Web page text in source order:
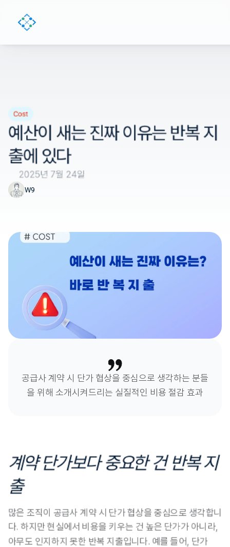
Cost
예산이 새는 진짜 이유는 반복 지
출에 있다
2025년 7월 24일
W9
공급사 계약 시 단가 협상을 중심으로 생각하는 분들
을 위해 소개시켜드리는 실질적인 비용 절감 효과
계약 단가보다 중요한 건 반복 지
출
많은 조직이 공급사 계약 시 단가 협상을 중심으로 생각합니
다. 하지만 현실에서 비용을 키우는 건 높은 단가가 아니라,
아무도 인지하지 못한 반복 지출입니다. 예를 들어, 단가